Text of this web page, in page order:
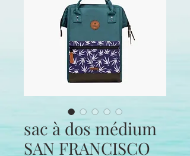
sac à dos médium
SAN FRANCISCO